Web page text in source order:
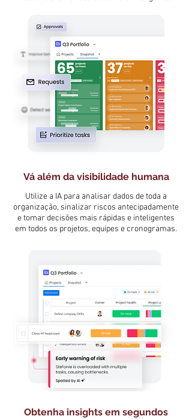
Vá além da visibilidade humana
Utilize a IA para analisar dados de toda a
organização, sinalizar riscos antecipadamente
e tomar decisões mais rápidas e inteligentes
em todos os projetos, equipes e cronogramas.
Obtenha insights em segundos